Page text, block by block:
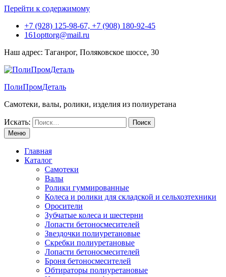
Перейти к содержимому
+7 (928) 125-98-67, +7 (908) 180-92-45
161opttorg@mail.ru
Наш адрес: Таганрог, Поляковское шоссе, 30
ПолиПромДеталь
Самотеки, валы, ролики, изделия из полиуретана
Искать:
Меню
Главная
Каталог
Самотеки
Валы
Ролики гуммированные
Колеса и ролики для складской и сельхозтехники
Оросители
Зубчатые колеса и шестерни
Лопасти бетоносмесителей
Звездочки полиуретановые
Скребки полиуретановые
Лопасти бетоносмесителей
Броня бетоносмесителей
Обтираторы полиуретановые